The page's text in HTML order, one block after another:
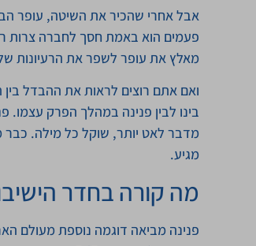
אבל אחרי שהכיר את השיטה, עופר
פעמים הוא באמת חסך לחברה צרות
מאלץ את עופר לשפר את הרעיונות
ואם אתם רוצים לראות את ההבדל
מדבר לאט יותר, שוקל כל מילה. כבר
מגיע.
מה קורה בחדר
פנינה מביאה דוגמה נוספת מעולם